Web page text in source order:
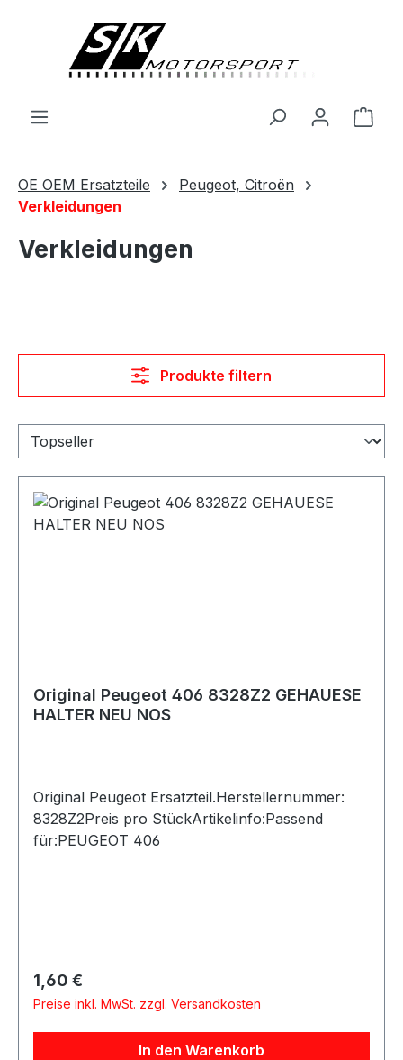
OE OEM Ersatzteile
Peugeot, Citroën
Verkleidungen
Verkleidungen
Produkte filtern
Original Peugeot 406 8328Z2 GEHAUESE
HALTER NEU NOS
Original Peugeot Ersatzteil.Herstellernummer:
8328Z2Preis pro StückArtikelinfo:Passend
für:PEUGEOT 406
Regulärer Preis:
1,60 €
Preise inkl. MwSt. zzgl. Versandkosten
In den Warenkorb